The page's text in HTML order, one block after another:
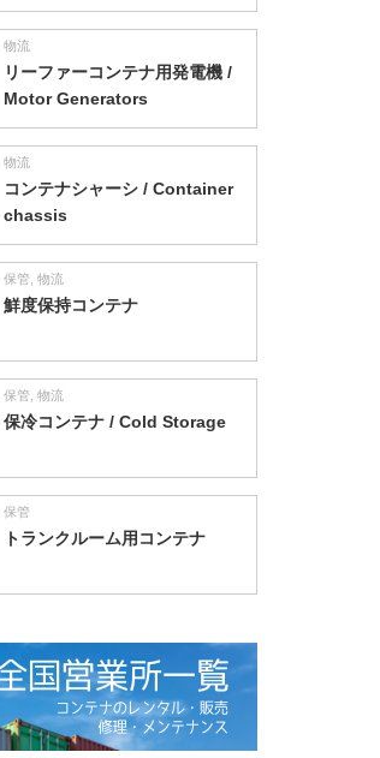
物流
リーファーコンテナ用発電機 /
Motor Generators
物流
コンテナシャーシ / Container
chassis
保管 物流
鮮度保持コンテナ
保管 物流
保冷コンテナ / Cold Storage
保管
トランクルーム用コンテナ